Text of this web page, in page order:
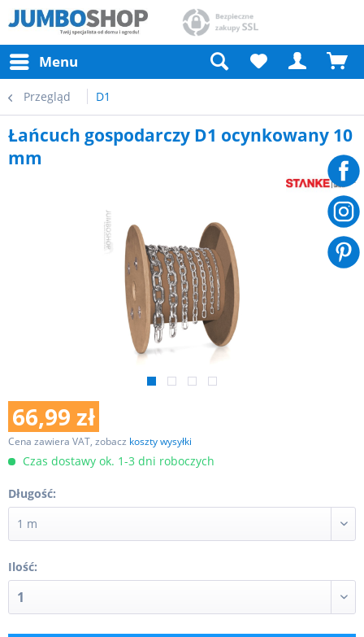
Menu
Przegląd D1
Łańcuch gospodarczy D1 ocynkowany 10
mm
66,99 zł
Cena zawiera VAT, zobacz koszty wysyłki
Czas dostawy ok. 1-3 dni roboczych
Długość:
Ilość: